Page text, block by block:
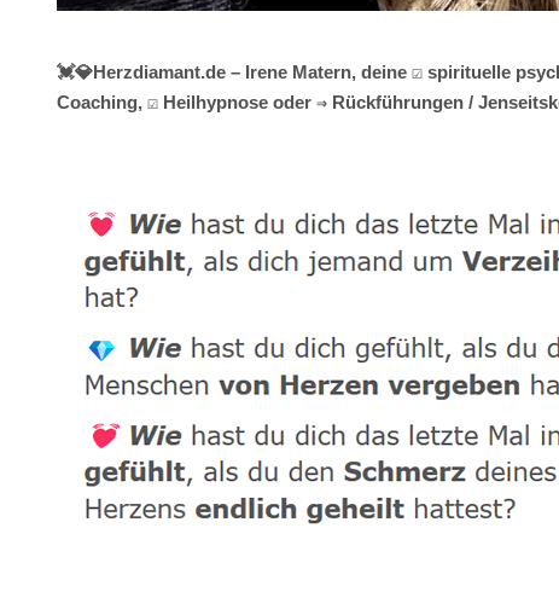
💓️💎Herzdiamant.de – Irene Matern, deine ☑️ spirituelle
Coaching, ☑️ Heilhypnose oder ⇒ Rückführungen /